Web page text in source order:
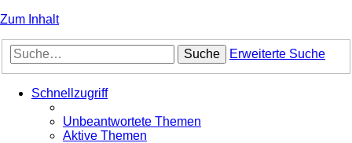
Zum Inhalt
Suche Erweiterte Suche
Schnellzugriff
Unbeantwortete Themen
Aktive Themen